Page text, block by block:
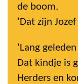
de boom.
‘Dat zijn
‘Lang
Dat kindje is
Herders en